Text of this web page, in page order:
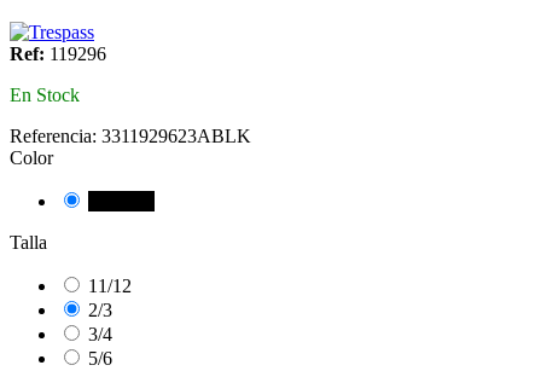
Ref: 119296
En Stock
Referencia: 3311929623ABLK
Color
Talla
11/12
2/3
3/4
5/6